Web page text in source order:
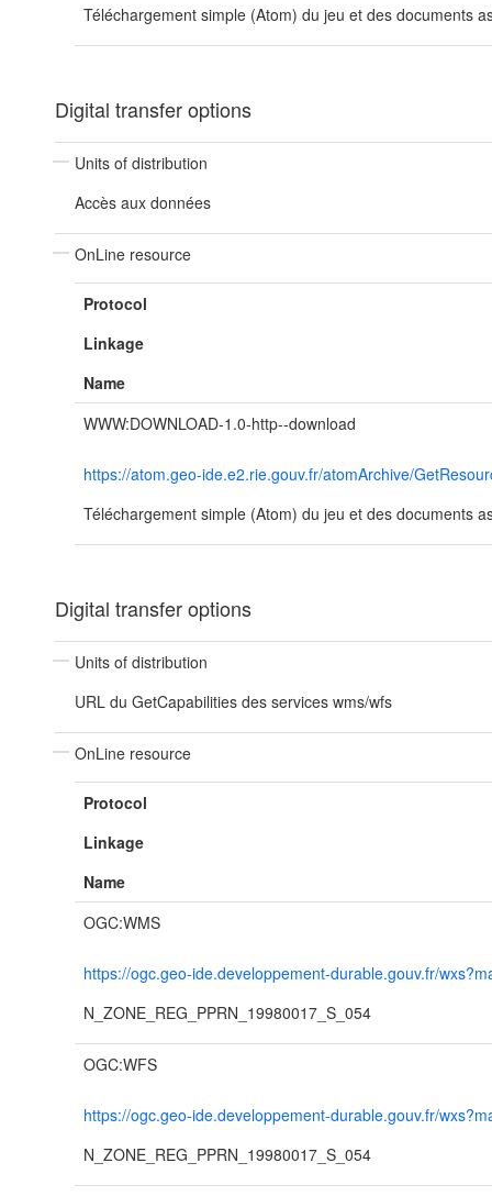
Téléchargement simple (Atom) du jeu et des documents
Digital transfer options
Units of distribution
Accès aux données
OnLine resource
Protocol
Linkage
Name
WWW:DOWNLOAD-1.0-http--download
https://atom.geo-ide.e2.rie.gouv.fr/atomArchive/
Téléchargement simple (Atom) du jeu et des documents
Digital transfer options
Units of distribution
URL du GetCapabilities des services wms/wfs
OnLine resource
Protocol
Linkage
Name
OGC:WMS
https://ogc.geo-ide.developpement-durable.gouv.fr/
N_ZONE_REG_PPRN_19980017_S_054
OGC:WFS
https://ogc.geo-ide.developpement-durable.gouv.fr/
N_ZONE_REG_PPRN_19980017_S_054